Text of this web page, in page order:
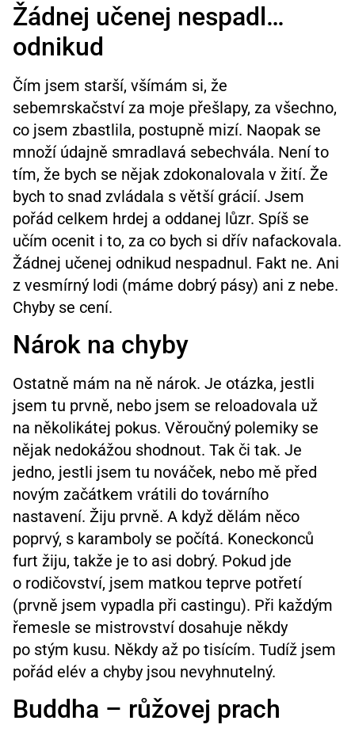
Žádnej učenej nespadl…
odnikud
Čím jsem starší, všímám si, že
sebemrskačství za moje přešlapy, za všechno,
co jsem zbastlila, postupně mizí. Naopak se
množí údajně smradlavá sebechvála. Není to
tím, že bych se nějak zdokonalovala v žití. Že
bych to snad zvládala s větší grácií. Jsem
pořád celkem hrdej a oddanej lůzr. Spíš se
učím ocenit i to, za co bych si dřív nafackovala.
Žádnej učenej odnikud nespadnul. Fakt ne. Ani
z vesmírný lodi (máme dobrý pásy) ani z nebe.
Chyby se cení.
Nárok na chyby
Ostatně mám na ně nárok. Je otázka, jestli
jsem tu prvně, nebo jsem se reloadovala už
na několikátej pokus. Věroučný polemiky se
nějak nedokážou shodnout. Tak či tak. Je
jedno, jestli jsem tu nováček, nebo mě před
novým začátkem vrátili do továrního
nastavení. Žiju prvně. A když dělám něco
poprvý, s karamboly se počítá. Koneckonců
furt žiju, takže je to asi dobrý. Pokud jde
o rodičovství, jsem matkou teprve potřetí
(prvně jsem vypadla při castingu). Při každým
řemesle se mistrovství dosahuje někdy
po stým kusu. Někdy až po tisícím. Tudíž jsem
pořád elév a chyby jsou nevyhnutelný.
Buddha – růžovej prach